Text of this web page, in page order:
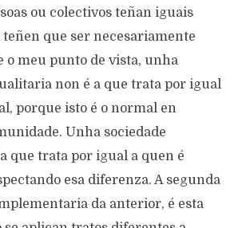
ou colectivos teñan iguais
que ser necesariamente
o meu punto de vista, unha
non é a que trata por igual
porque isto é o normal en
Unha sociedade
que trata por igual a quen é
esa diferenza. A segunda
da anterior, é esta